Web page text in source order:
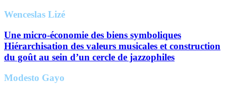
Wenceslas Lizé
Une micro-économie des biens symboliques
Hiérarchisation des valeurs musicales et construction
du goût au sein d’un cercle de jazzophiles
Modesto Gayo